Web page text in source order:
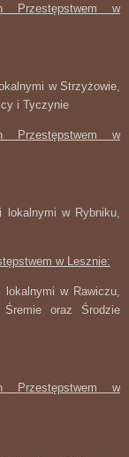
Przestępstwem w
w Strzyżowie,
i Tyczynie
Przestępstwem w
lokalnymi w Rybniku,
w Lesznie:
w Rawiczu,
Śremie oraz Środzie
Przestępstwem w